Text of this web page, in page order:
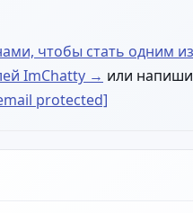
чтобы стать одним
ImChatty → или
protected]